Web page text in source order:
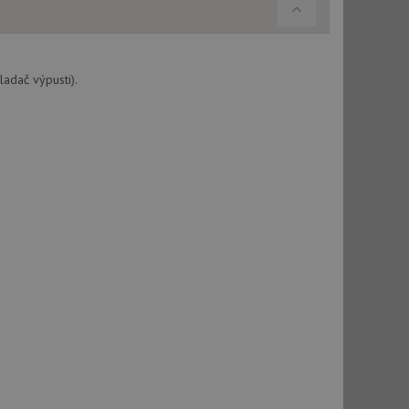
výpusti).
k
Script.com
relace.